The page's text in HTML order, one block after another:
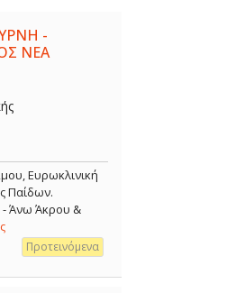
-
ΝΕΑ
Ευρωκλινική
Παίδων.
- Άνω Άκρου &
Προτεινόμενα